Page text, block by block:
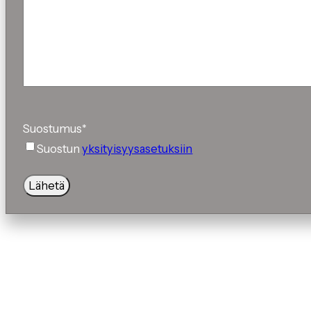
Suostumus*
Suostunyksityisyysasetuksiin